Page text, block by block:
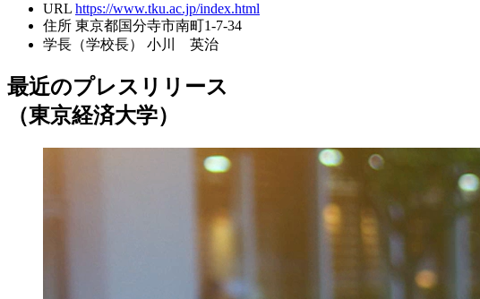
URL https://www.tku.ac.jp/index.html
住所 東京都国分寺市南町1-7-34
学長（学校長）
小川 英治
最近のプレスリリース
（東京経済大学）